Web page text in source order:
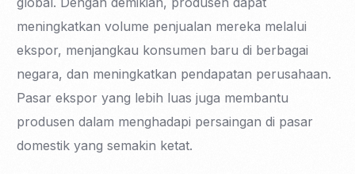
meningkatkan volume penjualan mereka melalui
ekspor, menjangkau konsumen baru di berbagai
negara, dan meningkatkan pendapatan perusahaan.
Pasar ekspor yang lebih luas juga membantu
produsen dalam menghadapi persaingan di pasar
domestik yang semakin ketat.